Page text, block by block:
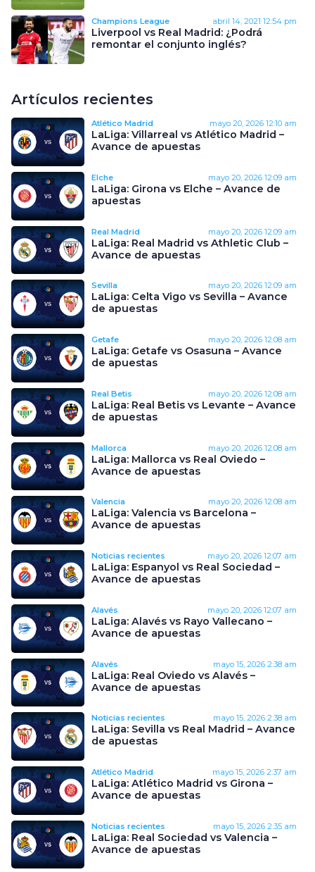
Champions League abril 14, 2021 12:54 pm
Liverpool vs Real Madrid: ¿Podrá
remontar el conjunto inglés?
Artículos recientes
Atlético Madrid mayo 20, 2026 12:10 am
LaLiga: Villarreal vs Atlético Madrid –
Avance de apuestas
Elche mayo 20, 2026 12:09 am
LaLiga: Girona vs Elche – Avance de
apuestas
Real Madrid mayo 20, 2026 12:09 am
LaLiga: Real Madrid vs Athletic Club –
Avance de apuestas
Sevilla mayo 20, 2026 12:09 am
LaLiga: Celta Vigo vs Sevilla – Avance
de apuestas
Getafe mayo 20, 2026 12:08 am
LaLiga: Getafe vs Osasuna – Avance
de apuestas
Real Betis mayo 20, 2026 12:08 am
LaLiga: Real Betis vs Levante – Avance
de apuestas
Mallorca mayo 20, 2026 12:08 am
LaLiga: Mallorca vs Real Oviedo –
Avance de apuestas
Valencia mayo 20, 2026 12:08 am
LaLiga: Valencia vs Barcelona –
Avance de apuestas
Noticias recientes mayo 20, 2026 12:07 am
LaLiga: Espanyol vs Real Sociedad –
Avance de apuestas
Alavés mayo 20, 2026 12:07 am
LaLiga: Alavés vs Rayo Vallecano –
Avance de apuestas
Alavés mayo 15, 2026 2:38 am
LaLiga: Real Oviedo vs Alavés –
Avance de apuestas
Noticias recientes mayo 15, 2026 2:38 am
LaLiga: Sevilla vs Real Madrid – Avance
de apuestas
Atlético Madrid mayo 15, 2026 2:37 am
LaLiga: Atlético Madrid vs Girona –
Avance de apuestas
Noticias recientes mayo 15, 2026 2:35 am
LaLiga: Real Sociedad vs Valencia –
Avance de apuestas